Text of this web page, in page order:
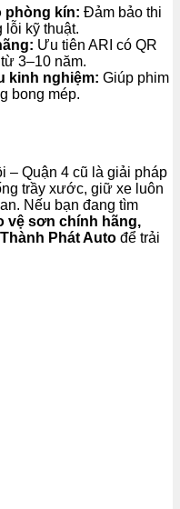
phòng kín: Đảm bảo thi
lỗi kỹ thuật.
Ưu tiên ARI có QR
3–10 năm.
kinh nghiệm: Giúp phim
bong mép.
– Quận 4 cũ là giải pháp
trầy xước, giữ xe luôn
Nếu bạn đang tìm
vệ sơn chính hãng,
Thành Phát Auto để trải